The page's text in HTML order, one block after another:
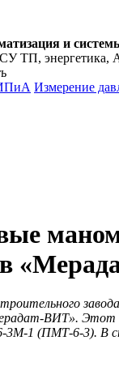
и
энергетика,
Измерение
ВИТ». Этот
1 (ПМТ-6-3). В